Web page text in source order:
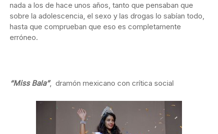
nada a los de hace unos años, tanto que pensaban que
sobre la adolescencia, el sexo y las drogas lo sabían todo,
hasta que comprueban que eso es completamente
erróneo.
“Miss Bala”, dramón mexicano con crítica social